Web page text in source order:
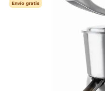
Envío gratis